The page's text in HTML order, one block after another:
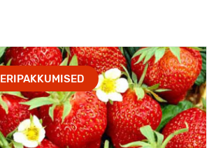
ERIPAKKUMISED